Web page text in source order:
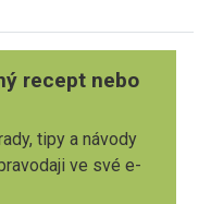
recept nebo
tipy a návody
ve své e-